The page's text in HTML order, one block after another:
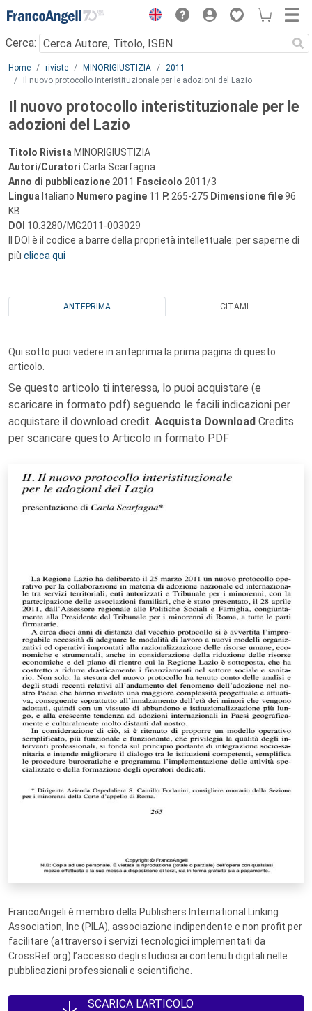
Menu
Cerca:
Main content
Home riviste MINORIGIUSTIZIA
2011
Il nuovo protocollo interistituzionale per le adozioni del Lazio
Il nuovo protocollo interistituzionale per le
adozioni del Lazio
Titolo Rivista MINORIGIUSTIZIA
Autori/Curatori Carla Scarfagna
Anno di pubblicazione 2011 Fascicolo 2011/3
Lingua Italiano Numero pagine 11 P. 265-275 Dimensione file96
KB
DOI 10.3280/MG2011-003029
Il DOI è il codice a barre della proprietà intellettuale: per saperne di
più clicca qui
ANTEPRIMA CITAMI
Qui sotto puoi vedere in anteprima la prima pagina di questo
articolo.
Se questo articolo ti interessa, lo puoi acquistare (e
scaricare in formato pdf) seguendo le facili indicazioni per
acquistare il download credit. Acquista Download Credits
per scaricare questo Articolo in formato PDF
FrancoAngeli è membro della Publishers International Linking
Association, Inc (PILA), associazione indipendente e non profit per
facilitare (attraverso i servizi tecnologici implementati da
CrossRef.org) l’accesso degli studiosi ai contenuti digitali nelle
pubblicazioni professionali e scientifiche.
SCARICA L'ARTICOLO